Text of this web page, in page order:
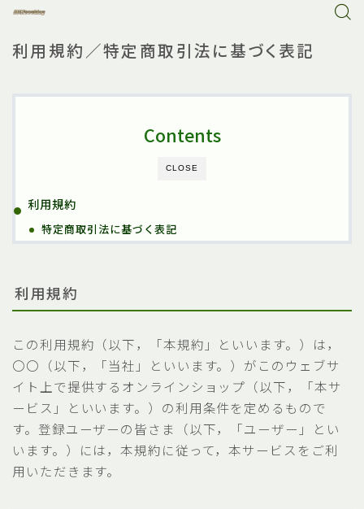
利用規約／特定商取引法に基づく表記
CLOSE
Contents
利用規約
特定商取引法に基づく表記
利用規約
この利用規約（以下，「本規約」といいます。）は，
〇〇（以下，「当社」といいます。）がこのウェブサ
イト上で提供するオンラインショップ（以下，「本サ
ービス」といいます。）の利用条件を定めるもので
す。登録ユーザーの皆さま（以下，「ユーザー」とい
います。）には，本規約に従って，本サービスをご利
用いただきます。